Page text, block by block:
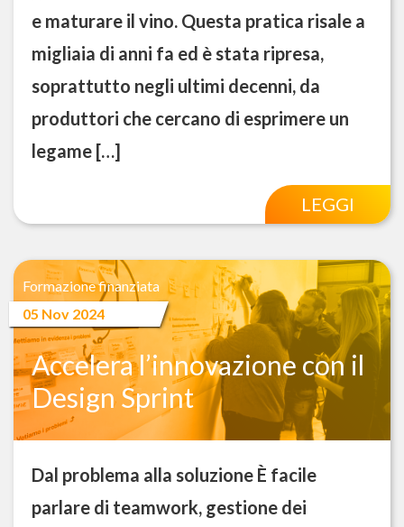
e maturare il vino. Questa pratica risale a
migliaia di anni fa ed è stata ripresa,
soprattutto negli ultimi decenni, da
produttori che cercano di esprimere un
legame […]
LEGGI
Formazione finanziata
05 Nov 2024
Accelera l’innovazione con il
Design Sprint
Dal problema alla soluzione È facile
parlare di teamwork, gestione dei